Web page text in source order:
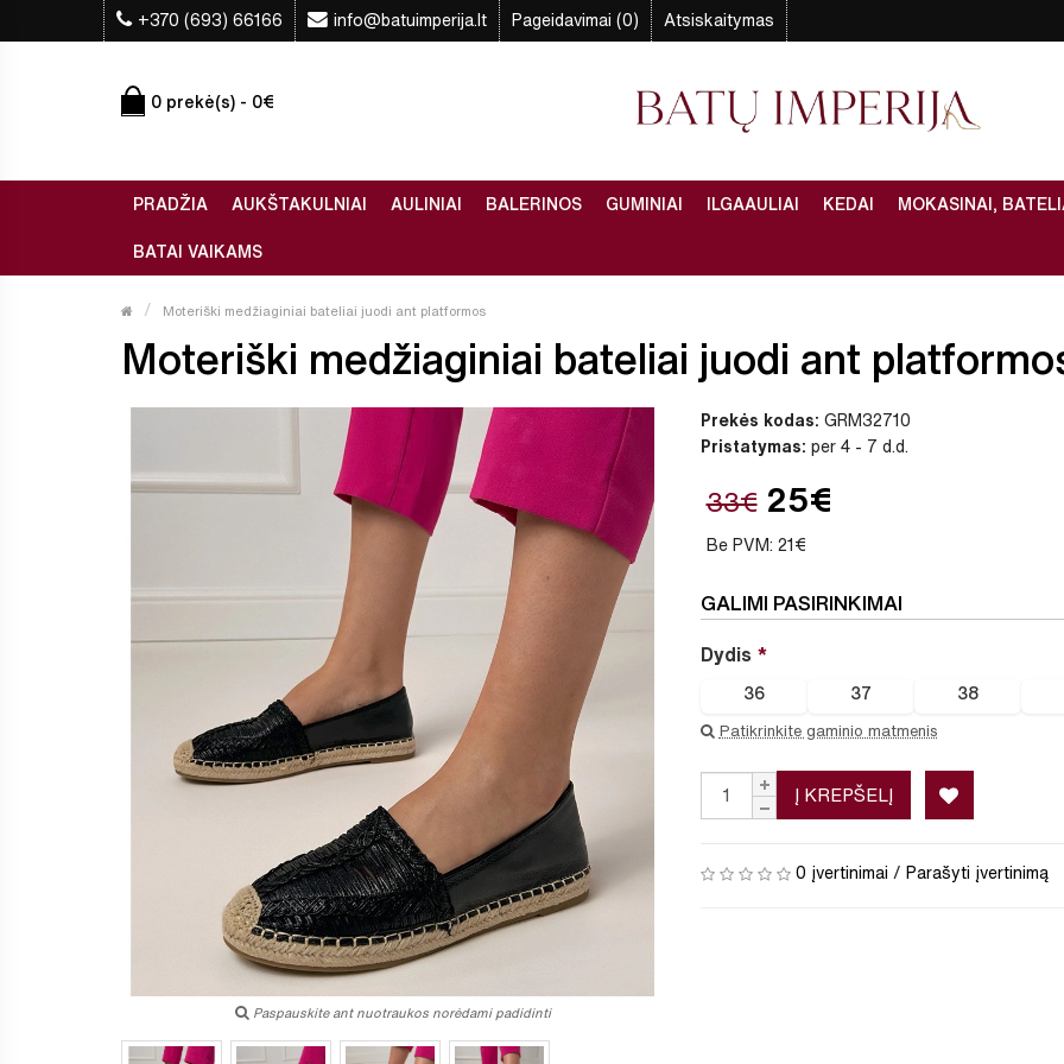
+370 (693) 66166 info@batuimperija.lt Pageidavimai (0) Atsiskaitymas
0 prekė(s) - 0€
PRADŽIA AUKŠTAKULNIAI AULINIAI BALERINOS GUMINIAI ILGAAULIAI KEDAI MOKASINAI,
BATAI VAIKAMS
Moteriški medžiaginiai bateliai juodi ant platformos
Moteriški medžiaginiai bateliai juodi ant
Paspauskite ant nuotraukos norėdami padidinti
Prekės kodas: GRM32710
Pristatymas: per 4 - 7 d.d.
33€ 25€
Be PVM: 21€
GALIMI PASIRINKIMAI
Dydis
36 37 38
Patikrinkite gaminio matmenis
Į KREPŠELĮ
0 įvertinimai / Parašyti įvertinimą